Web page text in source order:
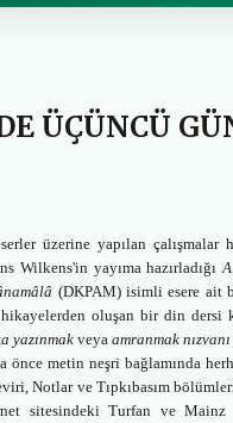
ÜÇÜNCÜ
üzerine yapılan
Wilkens'in yayıma hazırladığı
(DKPAM) isimli esere ait
oluşan bir din dersi
yazınmakveyaamranmak nızvanı
metin neşri bağlamında
Notlar ve Tıpkıbasım
sitesindeki Turfan ve